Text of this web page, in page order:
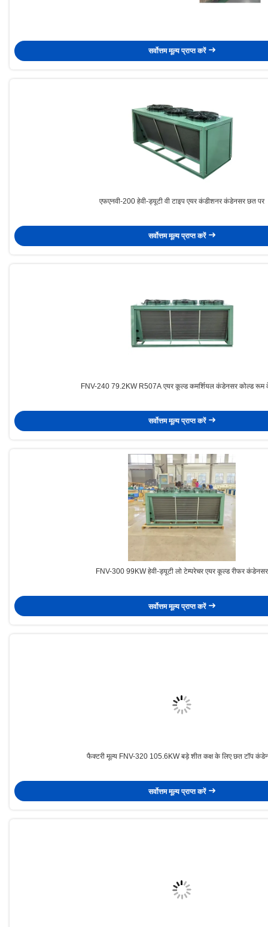
सर्वोत्तम मूल्य प्राप्त करें
एफएनवी-200 हेवी-ड्यूटी वी टाइप एयर कंडीशनर कंडेनसर छत पर
सर्वोत्तम मूल्य प्राप्त करें
FNV-240 79.2KW R507A एयर कूल्ड कमर्शियल कंडेनसर कोल्ड रूम
सर्वोत्तम मूल्य प्राप्त करें
FNV-300 99KW हेवी-ड्यूटी लो टेम्परेचर एयर कूल्ड रीफर कंडेनसर
सर्वोत्तम मूल्य प्राप्त करें
फैक्टरी मूल्य FNV-320 105.6KW बड़े शीत कक्ष के लिए छत टॉप
सर्वोत्तम मूल्य प्राप्त करें